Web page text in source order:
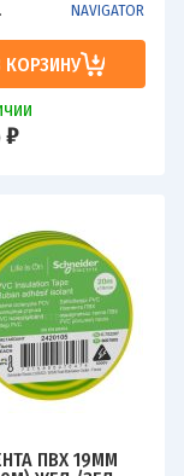
NAVIGATOR
КОРЗИНУ
₽
ПВХ 19ММ